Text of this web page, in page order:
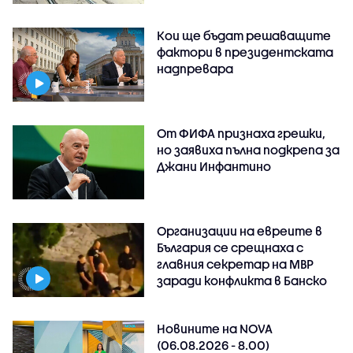
Кои ще бъдат решаващите
фактори в президентската
надпревара
От ФИФА признаха грешки,
но заявиха пълна подкрепа за
Джани Инфантино
Организации на евреите в
България се срещнаха с
главния секретар на МВР
заради конфликта в Банско
Новините на NOVA
(06.08.2026 - 8.00)